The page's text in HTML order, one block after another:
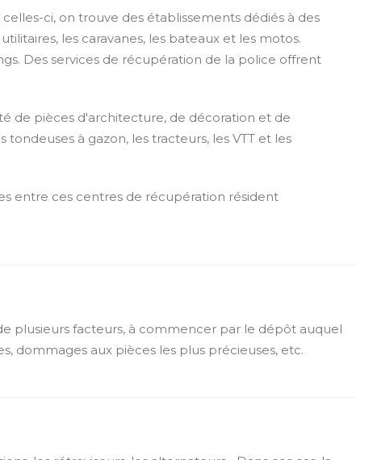
ci, on trouve des établissements dédiés à des
les caravanes, les bateaux et les motos.
Des services de récupération de la police offrent
de pièces d'architecture, de décoration et de
à gazon, les tracteurs, les VTT et les
entre ces centres de récupération résident
plusieurs facteurs, à commencer par le dépôt auquel
dommages aux pièces les plus précieuses, etc.